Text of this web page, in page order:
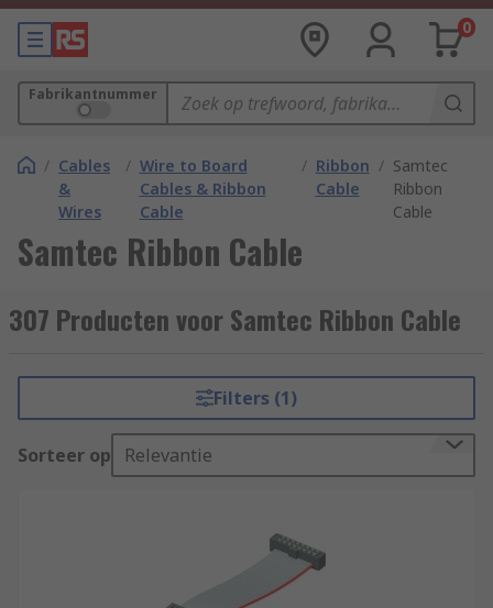
0
Fabrikantnummer
/ Cables
&
Wires
/ Wire to Board
Cables & Ribbon
Cable
/ Ribbon
Cable
/ Samtec
Ribbon
Cable
Samtec Ribbon Cable
307 Producten voor Samtec Ribbon Cable
Filters (1)
Sorteer op Relevantie